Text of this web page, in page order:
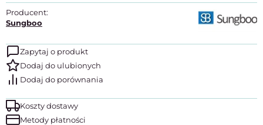
Producent:
Sungboo
Zapytaj o produkt
Koszty dostawy
Metody płatności